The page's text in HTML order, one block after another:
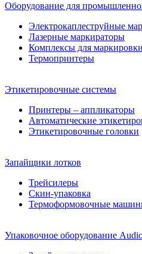
Оборудование для
Электрокаплеструйные
Лазерные маркираторы
Комплексы для
Термопринтеры
Этикетировочные системы
Принтеры – аппликаторы
Автоматические
Этикетировочные головки
Запайщики лотков
Трейсилеры
Скин-упаковка
Термоформовочные
Упаковочное оборудование